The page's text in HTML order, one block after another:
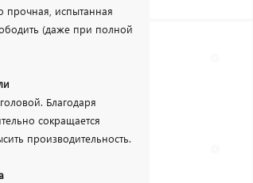
прочная, испытанная
(даже при полной
Благодаря
сокращается
производительность.